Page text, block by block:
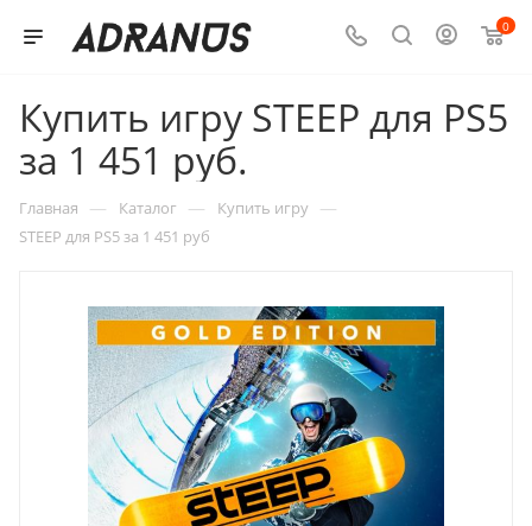
0
Купить игру STEEP для PS5
за 1 451 руб.
Главная — Каталог — Купить игру —
STEEP для PS5 за 1 451 руб